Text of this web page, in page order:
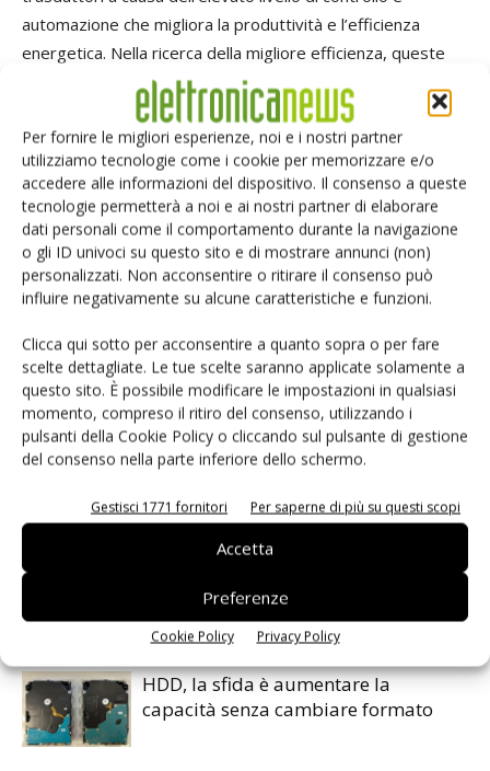
Per fornire le migliori esperienze, noi e i nostri partner
utilizziamo tecnologie come i cookie per memorizzare e/o
accedere alle informazioni del dispositivo. Il consenso a queste
tecnologie permetterà a noi e ai nostri partner di elaborare
dati personali come il comportamento durante la navigazione
o gli ID univoci su questo sito e di mostrare annunci (non)
personalizzati. Non acconsentire o ritirare il consenso può
influire negativamente su alcune caratteristiche e funzioni.
Clicca qui sotto per acconsentire a quanto sopra o per fare
scelte dettagliate. Le tue scelte saranno applicate solamente a
questo sito. È possibile modificare le impostazioni in qualsiasi
momento, compreso il ritiro del consenso, utilizzando i
pulsanti della Cookie Policy o cliccando sul pulsante di gestione
del consenso nella parte inferiore dello schermo.
Gestisci 1771 fornitori Per saperne di più su questi scopi
Accetta
Preferenze
Cookie Policy Privacy Policy
automazione che migliora la produttività e l’efficienza
energetica. Nella ricerca della migliore efficienza, queste
applicazioni beneficiano delle elevate prestazioni e
versatilità di montaggio della nuova serie LF xx10. Anche la
loro ampia gamma di temperature di funzionamento, da
-40 a +85°C, rende la serie LF xx10 adatta a qualsiasi
applicazione industriale o di trazione. La serie LF xx10 di
trasduttori di corrente sono marchiati Ce e conformi agli
standard EN 50178 e EN 50155, e sono anch'essi coperti
da 5 anni di garanzia Lem.
Facebook Twitter
ARTICOLI CORRELATI ALTRO DALL'AUTORE
accelera
HDD, la sfida è aumentare la
capacità senza cambiare formato